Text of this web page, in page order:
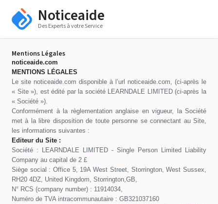
Noticeaide
Des Experts à votre Service
Mentions Légales
noticeaide.com
MENTIONS LÉGALES
Le site noticeaide.com disponible à l’url noticeaide.com, (ci-après le
« Site »), est édité par la société LEARNDALE LIMITED (ci-après la
« Société »).
Conformément à la règlementation anglaise en vigueur, la Société
met à la libre disposition de toute personne se connectant au Site,
les informations suivantes :
Editeur du Site :
Société : LEARNDALE LIMITED - Single Person Limited Liability
Company au capital de 2 £
Siège social : Office 5, 19A West Street, Storrington, West Sussex,
RH20 4DZ, United Kingdom, Storrington,GB,
N° RCS (company number) : 11914034,
Numéro de TVA intracommunautaire : GB321037160